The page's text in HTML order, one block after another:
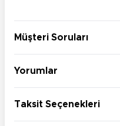
Müşteri Soruları
Yorumlar
Taksit Seçenekleri